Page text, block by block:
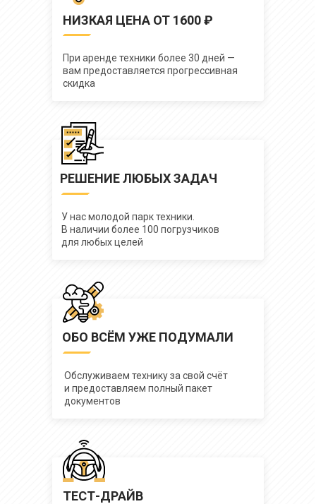
При аренде техники более 30 дней —
вам предоставляется прогрессивная
скидка
НИЗКАЯ ЦЕНА ОТ 1600 ₽
У нас молодой парк техники.
В наличии более 100 погрузчиков
для любых целей
РЕШЕНИЕ ЛЮБЫХ ЗАДАЧ
Обслуживаем технику за свой счёт
и предоставляем полный пакет
документов
ОБО ВСЁМ УЖЕ ПОДУМАЛИ
ТЕСТ-ДРАЙВ